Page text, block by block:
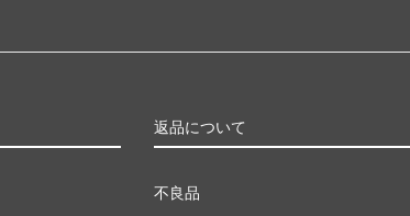
返品について
不良品